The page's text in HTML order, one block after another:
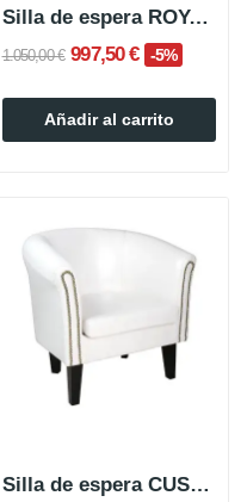
Silla de espera ROYAL de 2 plazas
1.050,00 € 997,50 € -5%
Añadir al carrito
Silla de espera CUSTOM de 1 plaza